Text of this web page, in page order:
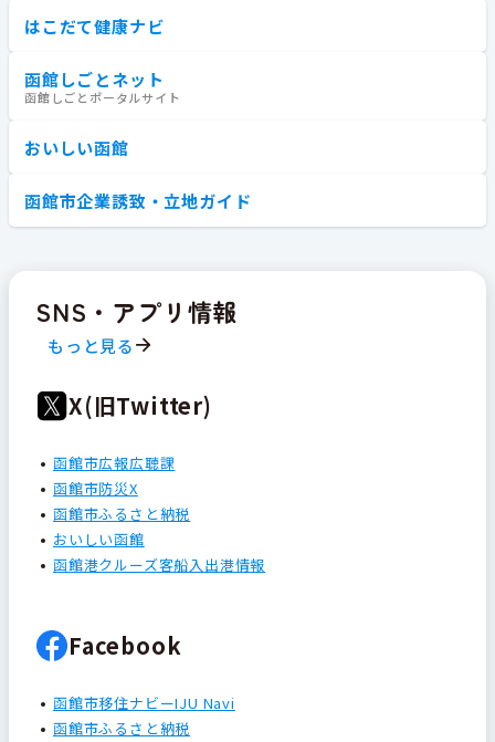
はこだて健康ナビ
函館しごとネット
函館しごとポータルサイト
おいしい函館
函館市企業誘致・立地ガイド
SNS・アプリ情報
もっと見る
X(旧Twitter)
函館市広報広聴課
函館市防災X
函館市ふるさと納税
おいしい函館
函館港クルーズ客船入出港情報
Facebook
函館市移住ナビーIJU Navi
函館市ふるさと納税